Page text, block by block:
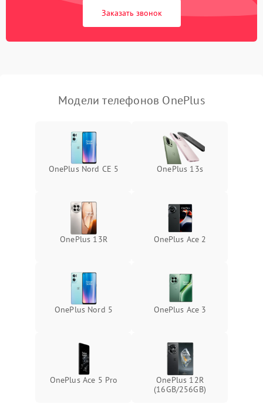
Заказать звонок
Модели телефонов OnePlus
OnePlus Nord CE 5 OnePlus 13s
OnePlus 13R OnePlus Ace 2
OnePlus Nord 5 OnePlus Ace 3
OnePlus Ace 5 Pro
OnePlus 12R
(16GB/256GB)